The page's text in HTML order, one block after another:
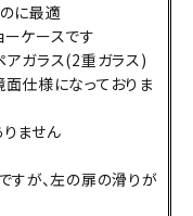
に最適
ケースです
ガラス(2重ガラス)
仕様になっておりま
ません
すが、左の扉の滑りが